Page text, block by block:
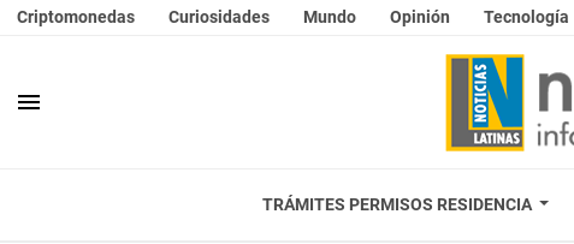
Criptomonedas Curiosidades Mundo Opinión Tecnología
menu
TRÁMITES PERMISOS RESIDENCIA